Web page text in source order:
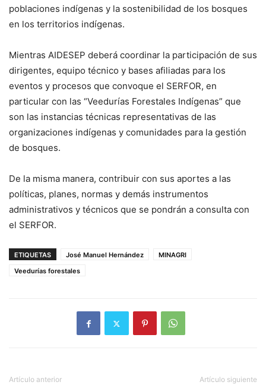
poblaciones indígenas y la sostenibilidad de los bosques
en los territorios indígenas.
Mientras AIDESEP deberá coordinar la participación de sus
dirigentes, equipo técnico y bases afiliadas para los
eventos y procesos que convoque el SERFOR, en
particular con las “Veedurías Forestales Indígenas” que
son las instancias técnicas representativas de las
organizaciones indígenas y comunidades para la gestión
de bosques.
De la misma manera, contribuir con sus aportes a las
políticas, planes, normas y demás instrumentos
administrativos y técnicos que se pondrán a consulta con
el SERFOR.
ETIQUETAS José Manuel Hernández
MINAGRI
Veedurías forestales
Artículo anterior Artículo siguiente